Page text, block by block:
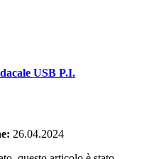
USB P.I.
26.04.2024